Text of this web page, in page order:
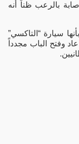
بالرعب ظناً أنه
سيارة “التاكسي”
وفتح الباب مجدداً